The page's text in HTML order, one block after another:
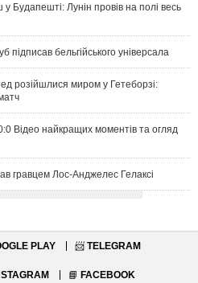
Будапешті: Лунін провів на полі весь
підписав бельгійського універсала
розійшлися миром у Гетеборзі:
Відео найкращих моментів та огляд
гравцем Лос-Анджелес Гелаксі
PLAY 📨 TELEGRAM
📘 FACEBOOK